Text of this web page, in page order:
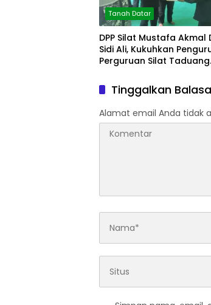
Tanah Datar
DPP Silat Mustafa Akmal
Sidi Ali, Kukuhkan
Perguruan Silat Taduang
Tinggalkan
Alamat email Anda tidak